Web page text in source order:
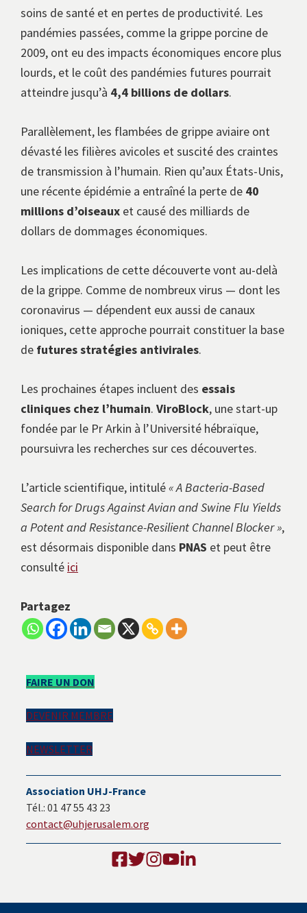
soins de santé et en pertes de productivité. Les
pandémies passées, comme la grippe porcine de
2009, ont eu des impacts économiques encore plus
lourds, et le coût des pandémies futures pourrait
atteindre jusqu’à 4,4 billions de dollars.
Parallèlement, les flambées de grippe aviaire ont
dévasté les filières avicoles et suscité des craintes
de transmission à l’humain. Rien qu’aux États-Unis,
une récente épidémie a entraîné la perte de 40
millions d’oiseaux et causé des milliards de
dollars de dommages économiques.
Les implications de cette découverte vont au-delà
de la grippe. Comme de nombreux virus — dont les
coronavirus — dépendent eux aussi de canaux
ioniques, cette approche pourrait constituer la base
de futures stratégies antivirales.
Les prochaines étapes incluent des essais
cliniques chez l’humain. ViroBlock, une start-up
fondée par le Pr Arkin à l’Université hébraïque,
poursuivra les recherches sur ces découvertes.
L’article scientifique, intitulé« A Bacteria-Based
Search for Drugs Against Avian and Swine Flu Yields
a Potent and Resistance-Resilient Channel Blocker »,
est désormais disponible dans PNAS et peut être
consulté ici
Partagez
Barre
principale
FAIRE UN DON
DEVENIR MEMBRE
NEWSLETTER
Association UHJ-France
Tél.: 01 47 55 43 23
contact@uhjerusalem.org